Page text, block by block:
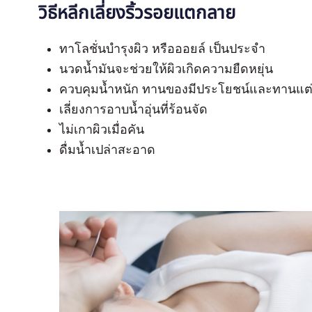
วิธีหลีกเลี่ยงริ้วรอยแตกลาย
ทาโลชั่นบำรุงผิว หรือออยล์ เป็นประจำ
นวดน้ำมันจะช่วยให้ผิวเกิดความยืดหยุ่น
ควบคุมน้ำหนัก ทานของมีประโยชน์และทานแ
เลี่ยงการอาบน้ำอุ่นที่ร้อนจัด
ไม่เกาผิวเมื่อคัน
ดื่มน้ำเปล่าสะอาด